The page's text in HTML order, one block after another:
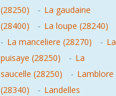
(28250)
- La gaudaine
(28400)
- La loupe (28240)
- La manceliere (28270) - La
puisaye (28250)
- La
saucelle (28250)
- Lamblore
(28340)
- Landelles